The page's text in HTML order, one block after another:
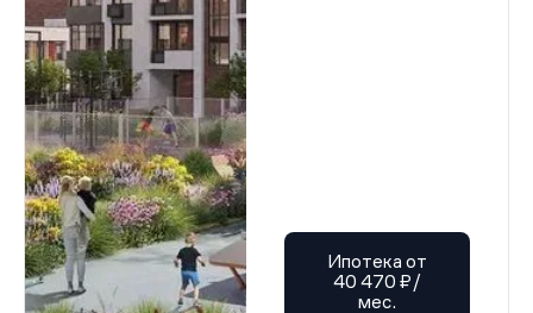
Ипотека от
40 470 ₽/
мес.